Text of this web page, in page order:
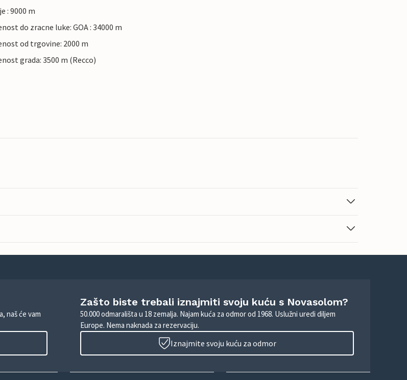
: 9000 m
do zracne luke: GOA : 34000 m
od trgovine: 2000 m
grada: 3500 m (Recco)
naš će vam
Zašto biste trebali iznajmiti svoju kuću s Novasolom?
50.000 odmarališta u 18 zemalja. Najam kuća za odmor od 1968. Uslužni uredi diljem
Europe. Nema naknada za rezervaciju.
Iznajmite svoju kuću za odmor